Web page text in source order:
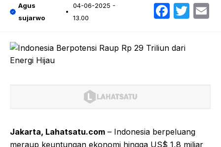
Agus
sujarwo
04-06-2025 -
13.00
Jakarta, Lahatsatu.com – Indonesia berpeluang
meraup keuntungan ekonomi hingga US$ 1,8 miliar